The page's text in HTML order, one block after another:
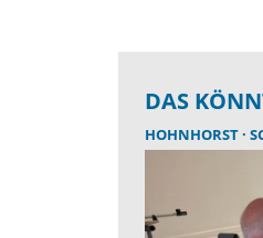
DAS
HOHNHORST